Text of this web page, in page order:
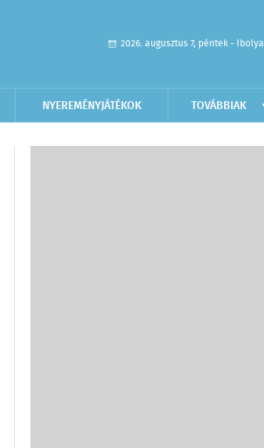
2026. augusztus 7, péntek - Ibolya
NYEREMÉNYJÁTÉKOK TOVÁBBIAK